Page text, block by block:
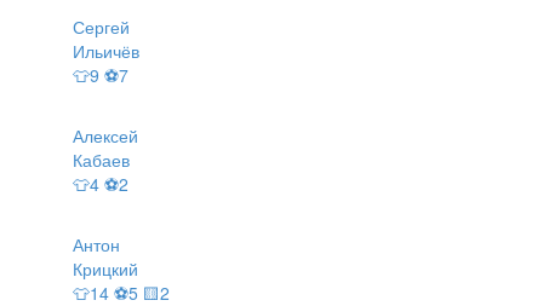
Сергей
Ильичёв
👕9 ⚽7
Алексей
Кабаев
👕4 ⚽2
Антон
Крицкий
👕14 ⚽5 🟨2